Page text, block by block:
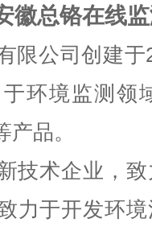
徽总铬在线
限公司创建于
环境监测领
品。
技术企业，
力于开发环